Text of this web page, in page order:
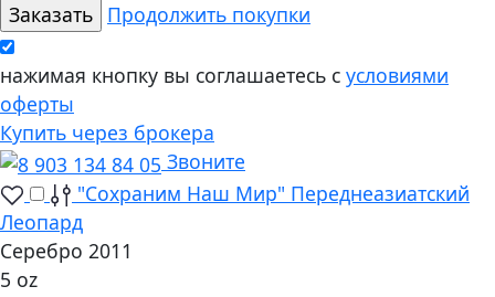
Продолжить покупки
нажимая кнопку вы соглашаетесь с условиями
оферты
Купить через брокера
Звоните
"Сохраним Наш Мир" Переднеазиатский
Леопард
Серебро 2011
5 oz